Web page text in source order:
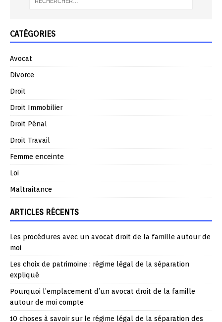
CATÉGORIES
Avocat
Divorce
Droit
Droit Immobilier
Droit Pénal
Droit Travail
Femme enceinte
Loi
Maltraitance
ARTICLES RÉCENTS
Les procédures avec un avocat droit de la famille autour de
moi
Les choix de patrimoine : régime légal de la séparation
expliqué
Pourquoi l’emplacement d’un avocat droit de la famille
autour de moi compte
10 choses à savoir sur le régime légal de la séparation des